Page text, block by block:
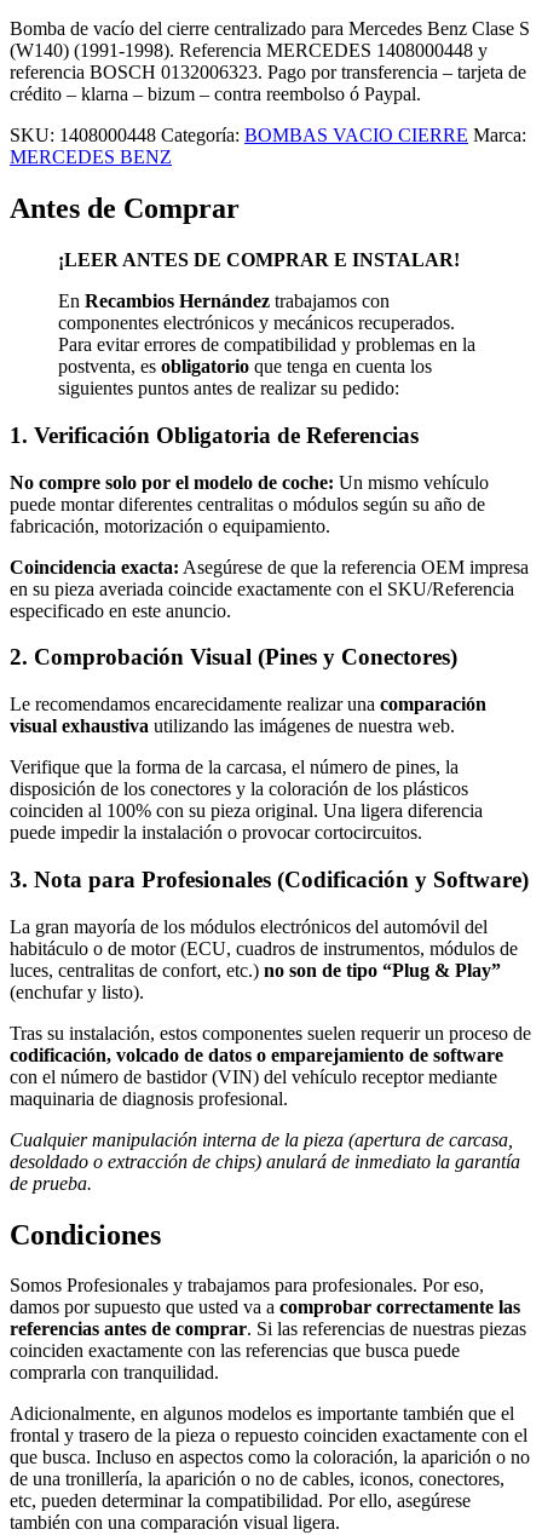
Bomba de vacío del cierre centralizado para Mercedes Benz Clase S
(W140) (1991-1998). Referencia MERCEDES 1408000448 y
referencia BOSCH 0132006323. Pago por transferencia – tarjeta de
crédito – klarna – bizum – contra reembolso ó Paypal.
SKU: 1408000448 Categoría: BOMBAS VACIO CIERRE Marca:
MERCEDES BENZ
Antes de Comprar
¡LEER ANTES DE COMPRAR E INSTALAR!
En Recambios Hernández trabajamos con
componentes electrónicos y mecánicos recuperados.
Para evitar errores de compatibilidad y problemas en la
postventa, es obligatorio que tenga en cuenta los
siguientes puntos antes de realizar su pedido:
1. Verificación Obligatoria de Referencias
No compre solo por el modelo de coche: Un mismo vehículo
puede montar diferentes centralitas o módulos según su año de
fabricación, motorización o equipamiento.
Coincidencia exacta: Asegúrese de que la referencia OEM impresa
en su pieza averiada coincide exactamente con el SKU/Referencia
especificado en este anuncio.
2. Comprobación Visual (Pines y Conectores)
Le recomendamos encarecidamente realizar una comparación
visual exhaustiva utilizando las imágenes de nuestra web.
Verifique que la forma de la carcasa, el número de pines, la
disposición de los conectores y la coloración de los plásticos
coinciden al 100% con su pieza original. Una ligera diferencia
puede impedir la instalación o provocar cortocircuitos.
3. Nota para Profesionales (Codificación y Software)
La gran mayoría de los módulos electrónicos del automóvil del
habitáculo o de motor (ECU, cuadros de instrumentos, módulos de
luces, centralitas de confort, etc.) no son de tipo “Plug & Play”
(enchufar y listo).
Tras su instalación, estos componentes suelen requerir un proceso de
codificación, volcado de datos o emparejamiento de software
con el número de bastidor (VIN) del vehículo receptor mediante
maquinaria de diagnosis profesional.
Cualquier manipulación interna de la pieza (apertura de carcasa,
desoldado o extracción de chips) anulará de inmediato la garantía
de prueba.
Condiciones
Somos Profesionales y trabajamos para profesionales. Por eso,
damos por supuesto que usted va a comprobar correctamente las
referencias antes de comprar. Si las referencias de nuestras piezas
coinciden exactamente con las referencias que busca puede
comprarla con tranquilidad.
Adicionalmente, en algunos modelos es importante también que el
frontal y trasero de la pieza o repuesto coinciden exactamente con el
que busca. Incluso en aspectos como la coloración, la aparición o no
de una tronillería, la aparición o no de cables, iconos, conectores,
etc, pueden determinar la compatibilidad. Por ello, asegúrese
también con una comparación visual ligera.